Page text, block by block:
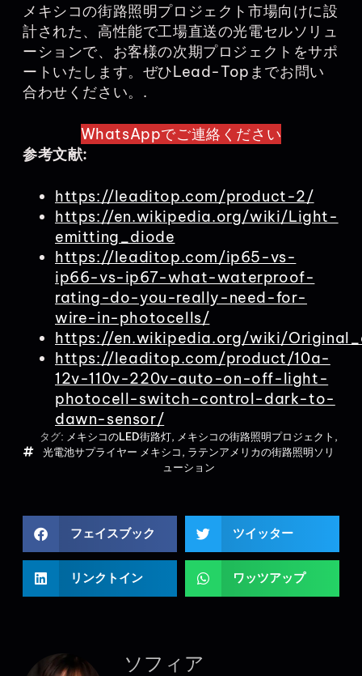
メキシコの街路照明プロジェクト市場向けに設
計された、高性能で工場直送の光電セルソリュ
ーションで、お客様の次期プロジェクトをサポ
ートいたします。ぜひLead-Topまでお問い
合わせください。.
WhatsAppでご連絡ください
参考文献:
https://leaditop.com/product-2/
https://en.wikipedia.org/wiki/Light-
emitting_diode
https://leaditop.com/ip65-vs-
ip66-vs-ip67-what-waterproof-
rating-do-you-really-need-for-
wire-in-photocells/
https://en.wikipedia.org/wiki/
https://leaditop.com/product/10a-
12v-110v-220v-auto-on-off-light-
photocell-switch-control-dark-to-
dawn-sensor/
タグ: メキシコのLED街路灯, メキシコの街路照明プロジェクト ,
光電池サプライヤー メキシコ, ラテンアメリカの街路照明ソリ
ューション
フェイスブック ツイッター
リンクトイン ワッツアップ
ソフィア